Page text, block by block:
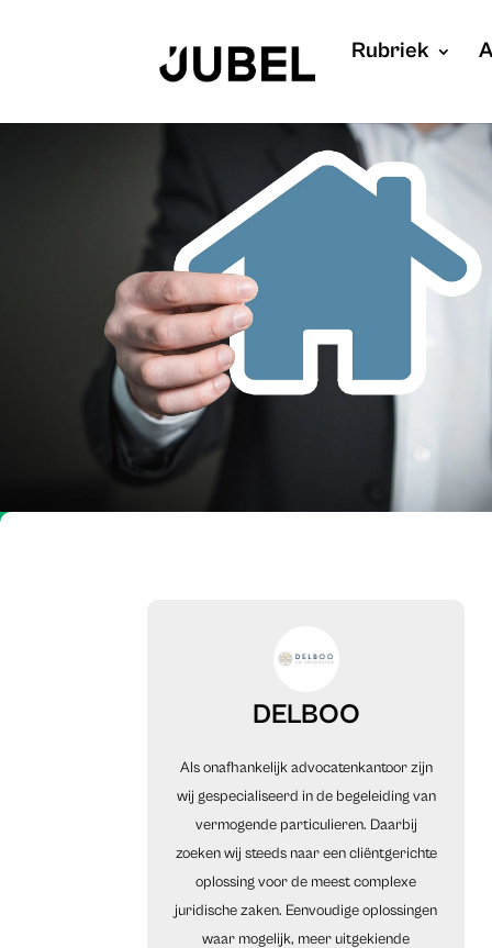
Rubriek
DELBOO
Als onafhankelijk advocatenkantoor zijn
wij gespecialiseerd in de begeleiding van
vermogende particulieren. Daarbij
zoeken wij steeds naar een cliëntgerichte
oplossing voor de meest complexe
juridische zaken. Eenvoudige oplossingen
waar mogelijk, meer uitgekiende